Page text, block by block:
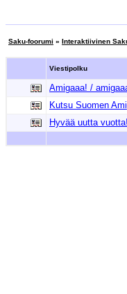
Saku-foorumi » Interaktiivinen
Viestipolku
Amigaaa! /
Kutsu Suomen
Hyvää uutta vuotta!